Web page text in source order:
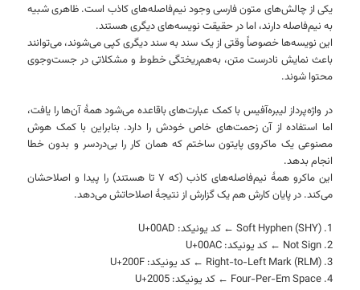
یکی از چالش‌های متون فارسی وجود نیم‌فاصله‌های کاذب است. ظاهری شبیه
به نیم‌فاصله دارند، اما در حقیقت نویسه‌های دیگری هستند.
این نویسه‌ها خصوصاً وقتی از یک سند به سند دیگری کپی می‌شوند، می‌توانند
باعث نمایش نادرست متن، به‌هم‌ریختگی خطوط و مشکلاتی در جست‌وجوی
محتوا شوند.
در واژه‌پرداز لیبره‌آفیس با کمک عبارت‌های باقاعده می‌شود همهٔ آن‌ها را یافت،
اما استفاده از آن زحمت‌های خاص خودش را دارد. بنابراین با کمک هوش
مصنوعی یک ماکروی پایتون ساختم که همان کار را بی‌دردسر و بدون خطا
انجام بدهد.
این ماکرو همهٔ نیم‌فاصله‌های کاذب (که ۷ تا هستند) را پیدا و اصلاحشان
می‌کند. در پایان کارش هم یک گزارش از نتیجهٔ اصلاحاتش می‌دهد.
1. Soft Hyphen (SHY) ← کد یونیکد: U+00AD
2. Not Sign ← کد یونیکد: U+00AC
3. Right-to-Left Mark (RLM) ← کد یونیکد: U+200F
4. Four-Per-Em Space ← کد یونیکد: U+2005